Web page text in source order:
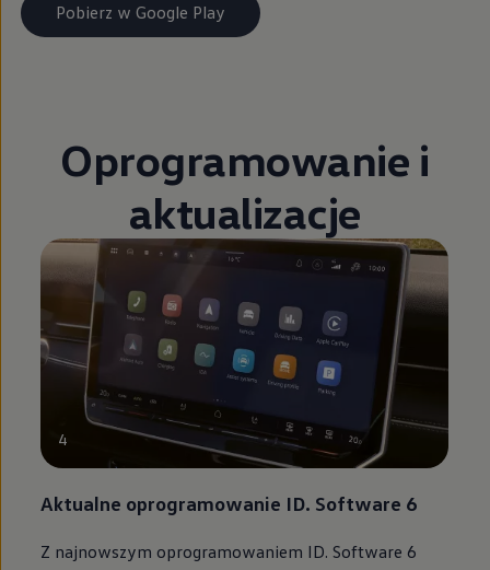
Pobierz w Google Play
Oprogramowanie i
aktualizacje
4
Aktualne oprogramowanie ID. Software 6
Z najnowszym oprogramowaniem ID. Software 6